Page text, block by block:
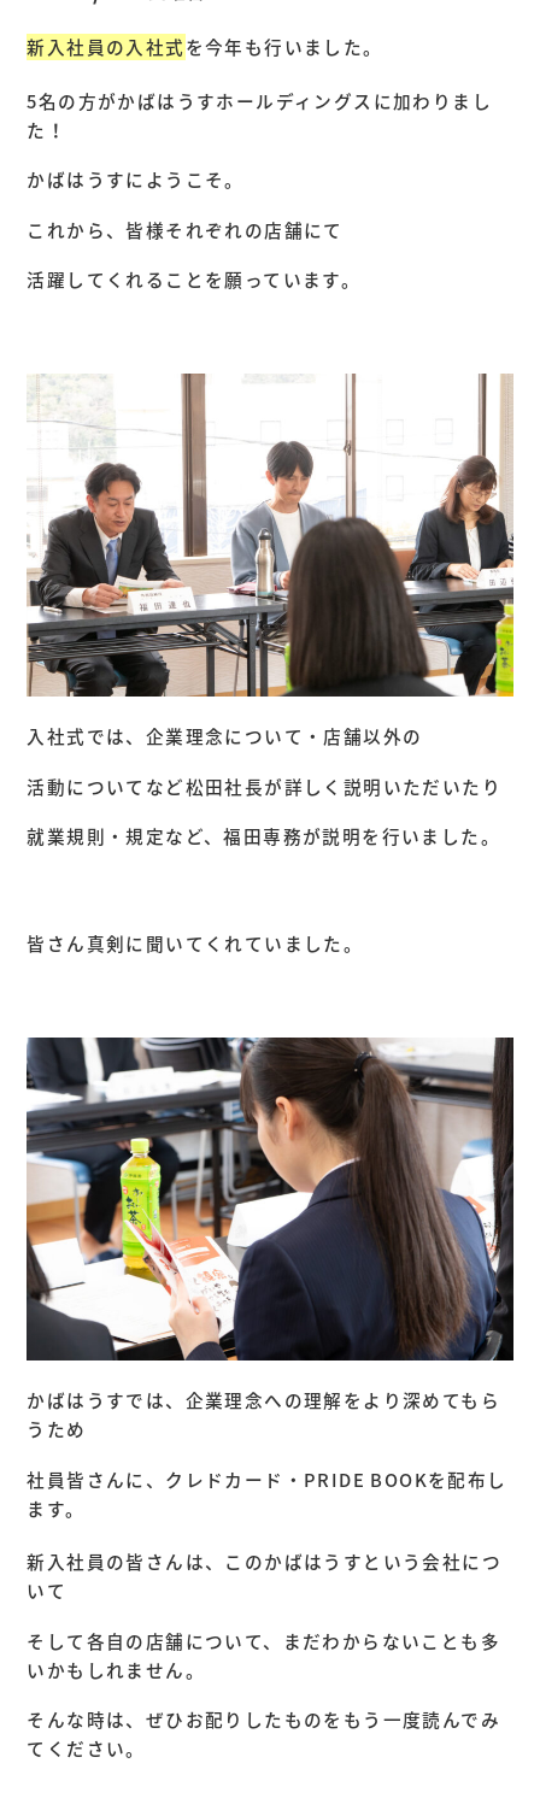
新入社員の入社式を今年も行いました。
5名の方がかばはうすホールディングスに加わりまし
た！
かばはうすにようこそ。
これから、皆様それぞれの店舗にて
活躍してくれることを願っています。
入社式では、企業理念について・店舗以外の
活動についてなど松田社長が詳しく説明いただいたり
就業規則・規定など、福田専務が説明を行いました。
皆さん真剣に聞いてくれていました。
かばはうすでは、企業理念への理解をより深めてもら
うため
社員皆さんに、クレドカード・PRIDE BOOKを配布し
ます。
新入社員の皆さんは、このかばはうすという会社につ
いて
そして各自の店舗について、まだわからないことも多
いかもしれません。
そんな時は、ぜひお配りしたものをもう一度読んでみ
てください。